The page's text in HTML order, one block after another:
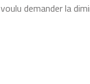
demander la